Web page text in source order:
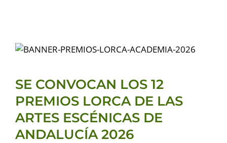
ARTES ESCÉNICAS DE
Premios LORCA 2026
SE CONVOCAN LOS 12
PREMIOS LORCA DE LAS
ARTES ESCÉNICAS DE
ANDALUCÍA 2026